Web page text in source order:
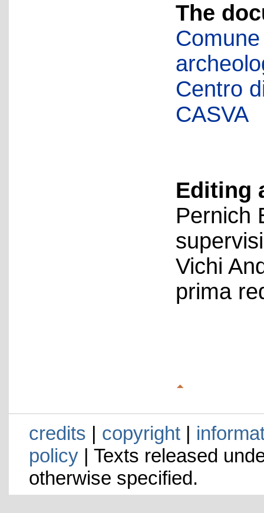
The
Centro
CASVA
Editing
Pernich
Vichi
prima
credits | copyright|
policy| Texts released
otherwise specified.